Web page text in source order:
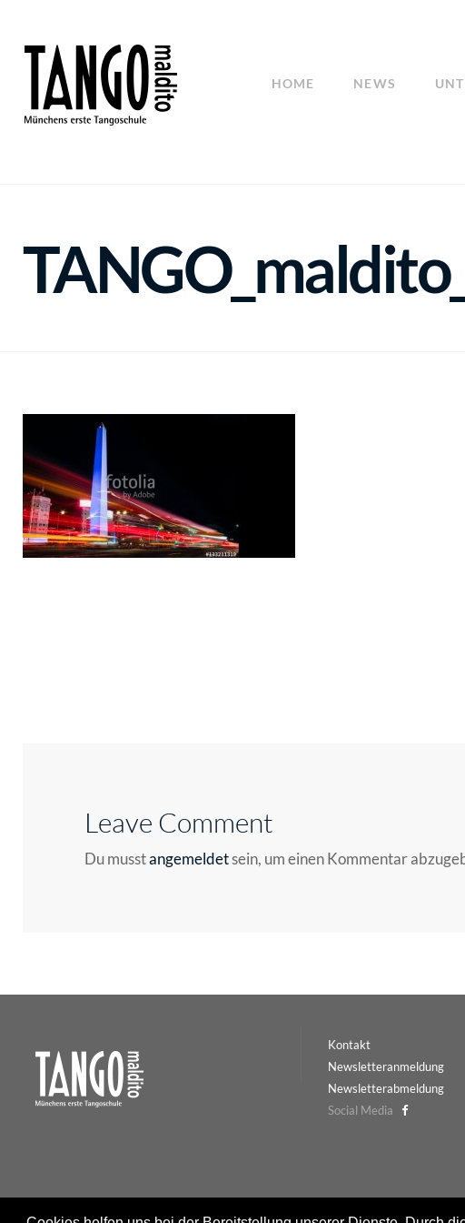
HOME NEWS
Leave Comment
Du musstangemeldetsein, um einen Kommentar
Kontakt
Newsletteranmeldung
Newsletterabmeldung
Social Media